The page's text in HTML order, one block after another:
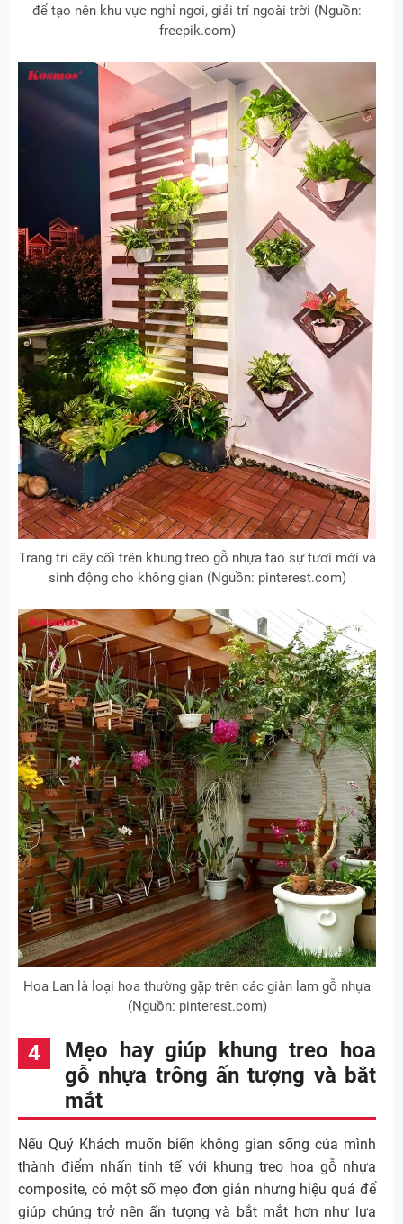
để tạo nên khu vực nghỉ ngơi, giải trí ngoài trời (Nguồn:
freepik.com)
Trang trí cây cối trên khung treo gỗ nhựa tạo sự tươi mới và
sinh động cho không gian (Nguồn: pinterest.com)
Hoa Lan là loại hoa thường gặp trên các giàn lam gỗ nhựa
(Nguồn: pinterest.com)
Mẹo hay giúp khung treo hoa
gỗ nhựa trông ấn tượng và bắt
mắt
Nếu Quý Khách muốn biến không gian sống của mình
thành điểm nhấn tinh tế với khung treo hoa gỗ nhựa
composite, có một số mẹo đơn giản nhưng hiệu quả để
giúp chúng trở nên ấn tượng và bắt mắt hơn như lựa